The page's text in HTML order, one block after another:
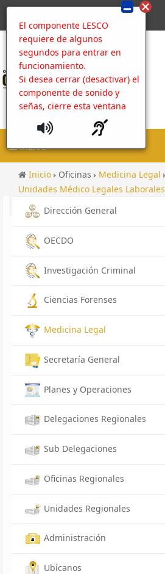
El componente LESCO
requiere de algunos
segundos para entrar en
funcionamiento.
Si desea cerrar (desactivar) el
componente de sonido y
señas, cierre esta ventana
MENU
Inicio Oficinas
Medicina Legal
Unidades Médico Legales Laborales
Administración del Sitio Web
Dirección General
OECDO
Investigación Criminal
Ciencias Forenses
Medicina Legal
Secretaría General
Planes y Operaciones
Delegaciones Regionales
Sub Delegaciones
Oficinas Regionales
Unidades Regionales
Administración
Ubícanos